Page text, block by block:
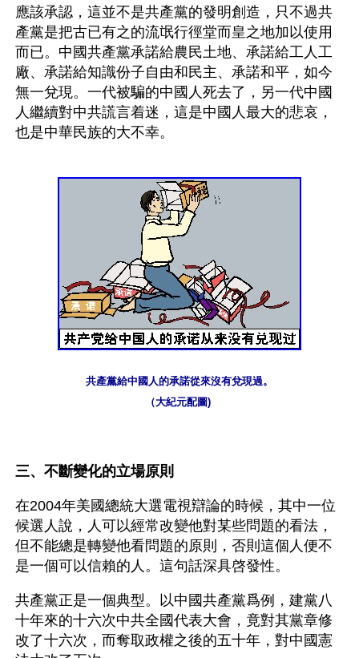
應該承認，這並不是共產黨的發明創造，只不過共
產黨是把古已有之的流氓行徑堂而皇之地加以使用
而已。中國共產黨承諾給農民土地、承諾給工人工
廠、承諾給知識份子自由和民主、承諾和平，如今
無一兌現。一代被騙的中國人死去了，另一代中國
人繼續對中共謊言着迷，這是中國人最大的悲哀，
也是中華民族的大不幸。
共產黨給中國人的承諾從來沒有兌現過。
（大紀元配圖)
三、不斷變化的立場原則
在2004年美國總統大選電視辯論的時候，其中一位
候選人說，人可以經常改變他對某些問題的看法，
但不能總是轉變他看問題的原則，否則這個人便不
是一個可以信賴的人。這句話深具啓發性。
共產黨正是一個典型。以中國共產黨爲例，建黨八
十年來的十六次中共全國代表大會，竟對其黨章修
改了十六次，而奪取政權之後的五十年，對中國憲